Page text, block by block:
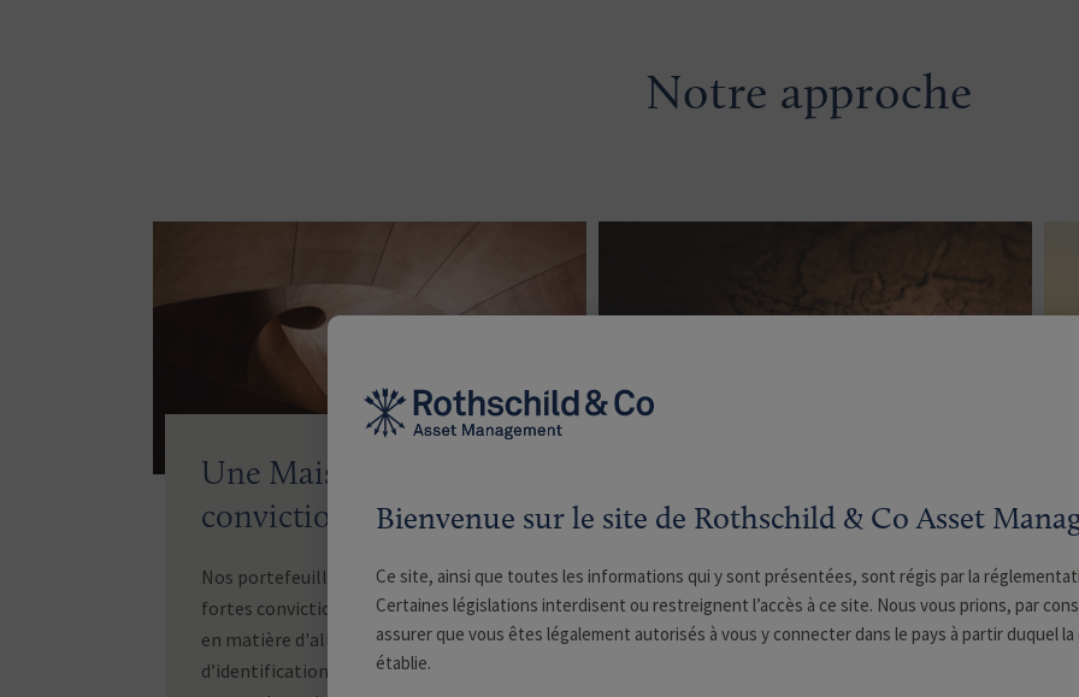
Notre approche
Une Maison de
conviction
Nos portefeuilles reflètent les plus
fortes convictions de nos gestionnaires
en matière d'allocation d'actifs,
d’identification de thématiques de long
fondamentaux
Nous ne suivons pas le consensus de
marché. Notre démarche d'investisseur
s'articule autour de processus
Bienvenue sur le site de Rothschild & Co Asset
Ce site, ainsi que toutes les informations qui y sont présentées, sont régis par la
Certaines législations interdisent ou restreignent l’accès à ce site. Nous vous prions, par
assurer que vous êtes légalement autorisés à vous y connecter dans le pays à partir duquel
établie.